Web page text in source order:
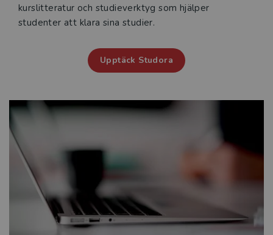
kurslitteratur och studieverktyg som hjälper
studenter att klara sina studier.
Upptäck Studora